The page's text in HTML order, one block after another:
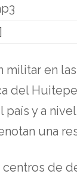
]
en
del
y a
una
de